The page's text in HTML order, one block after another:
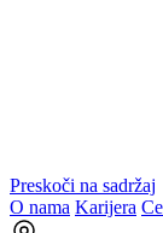
Preskoči na sadržaj
O nama Karijera